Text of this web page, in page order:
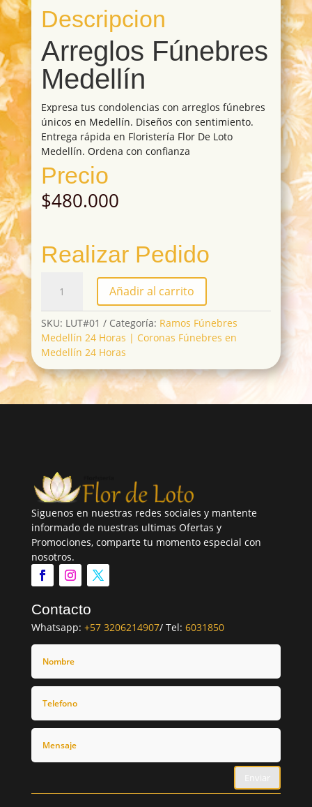
Descripcion
Arreglos Fúnebres
Medellín
Expresa tus condolencias con arreglos fúnebres
únicos en Medellín. Diseños con sentimiento.
Entrega rápida en Floristería Flor De Loto
Medellín. Ordena con confianza
Precio
$480.000
Realizar Pedido
cantidad
Añadir al carrito
SKU: LUT#01 Categoría: Ramos Fúnebres
Medellín 24 Horas | Coronas Fúnebres en
Medellín 24 Horas
Siguenos en nuestras redes sociales y mantente
informado de nuestras ultimas Ofertas y
Promociones, comparte tu momento especial con
nosotros.
Contacto
Whatsapp: +57 3206214907/ Tel: 6031850
Enviar